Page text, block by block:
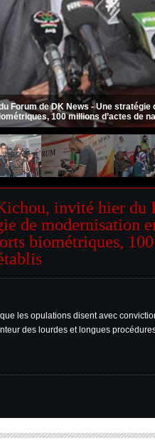
hier du Forum de DK News - Une
biométriques, 100 millions
invité hier du
de modernisation
biométriques,
les opulations disent avec
des lourdes et longues